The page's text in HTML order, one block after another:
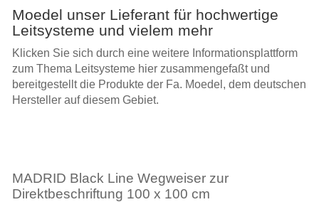
Moedel unser Lieferant für hochwertige
Leitsysteme und vielem mehr
Klicken Sie sich durch eine weitere Informationsplattform
zum Thema Leitsysteme hier zusammengefaßt und
bereitgestellt die Produkte der Fa. Moedel, dem deutschen
Hersteller auf diesem Gebiet.
MADRID Black Line Wegweiser zur
Direktbeschriftung 100 x 100 cm